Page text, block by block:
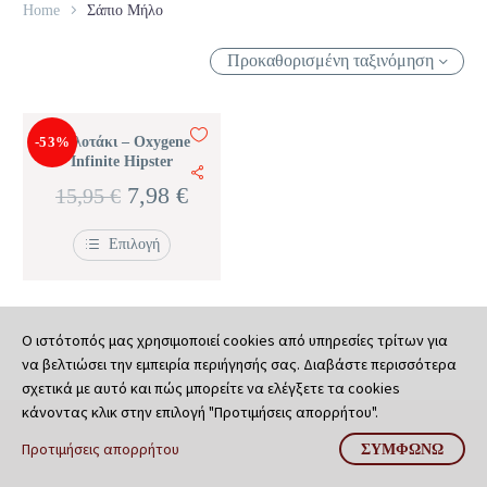
Home Σάπιο Μήλο
Προκαθορισμένη ταξινόμηση
-53%Κυλοτάκι – Oxygene
Infinite Hipster
15,95€ Original
price
was:
15,95 €.
7,98 €Η
είναι:
7,98 €.
Επιλογή
προϊόν
πολλαπλές
παραλλαγές.
Οι
επιλογές
μπορούν
επιλεγούν
στη
Ο ιστότοπός μας χρησιμοποιεί cookies από υπηρεσίες τρίτων για
να βελτιώσει την εμπειρία περιήγησής σας. Διαβάστε περισσότερα
σχετικά με αυτό και πώς μπορείτε να ελέγξετε τα cookies
κάνοντας κλικ στην επιλογή "Προτιμήσεις απορρήτου".
Προτιμήσεις απορρήτου
ΣΥΜΦΩΝΏ